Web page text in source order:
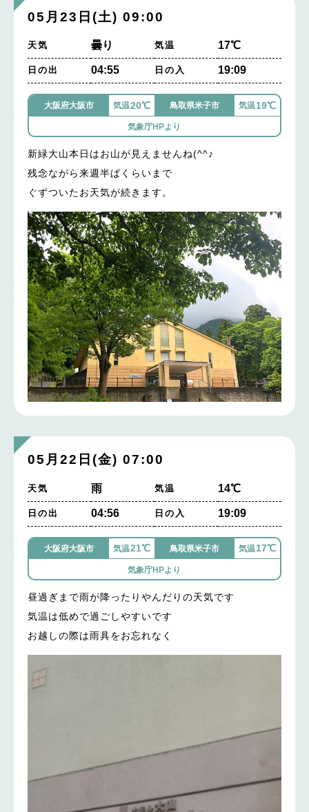
05月23日(土) 09:00
天気 曇り 気温 17℃
日の出 04:55 日の入 19:09
大阪府大阪市 気温20℃ 鳥取県米子市 気温19℃
気象庁HPより
新緑大山本日はお山が見えませんね(^^♪
残念ながら来週半ばくらいまで
ぐずついたお天気が続きます。
05月22日(金) 07:00
天気 雨 気温 14℃
日の出 04:56 日の入 19:09
大阪府大阪市 気温21℃ 鳥取県米子市 気温17℃
気象庁HPより
昼過ぎまで雨が降ったりやんだりの天気です
気温は低めで過ごしやすいです
お越しの際は雨具をお忘れなく